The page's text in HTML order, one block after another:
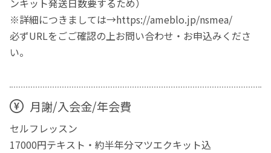
ンキット発送日数要するため）
※詳細につきましては→https://ameblo.jp/nsmea/
必ずURLをごご確認の上お問い合わせ・お申込みくださ
い。
月謝/入会金/年会費
セルフレッスン
17000円テキスト・約半年分マツエクキット込